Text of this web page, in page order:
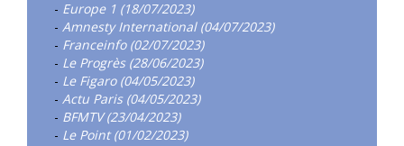
- Europe 1 (18/07/2023)
- Amnesty International (04/07/2023)
- Franceinfo (02/07/2023)
- Le Progrès (28/06/2023)
- Le Figaro (04/05/2023)
- Actu Paris (04/05/2023)
- BFMTV (23/04/2023)
- Le Point (01/02/2023)